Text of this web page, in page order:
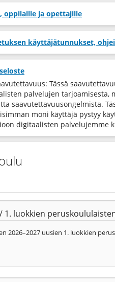
oppilaille ja opettajille
käyttäjätunnukset,
Tässä
palvelujen
saavutettavuusongelmista.
moni käyttäjä pystyy
digitaalisten palvelujemme
1. luokkien
2026–2027 uusien 1. luokkien